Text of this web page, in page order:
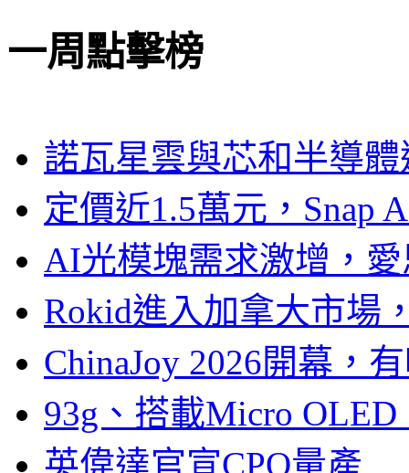
一周點擊榜
諾瓦星雲與芯和半導
定價近1.5萬元，Snap
AI光模塊需求激增，
Rokid進入加拿大市場
ChinaJoy 2026開幕，
93g、搭載Micro
英偉達官宣CPO量產